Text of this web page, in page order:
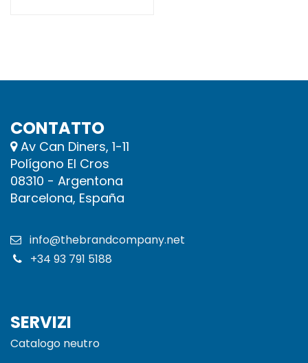
CONTATTO
Av Can Diners, 1-11
Polígono El Cros
08310 - Argentona
Barcelona, España
info@thebrandcompany.net
+34 93 791 5188​
SERVIZI
Catalogo neutro